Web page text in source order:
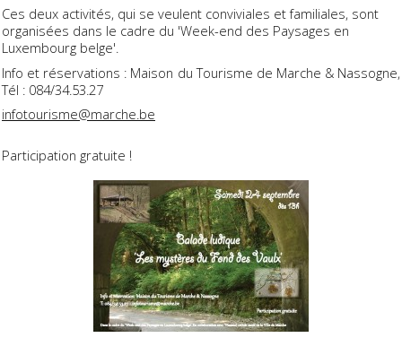
Ces deux activités, qui se veulent conviviales et familiales, sont
organisées dans le cadre du 'Week-end des Paysages en
Luxembourg belge'.
Info et réservations : Maison du Tourisme de Marche & Nassogne,
Tél : 084/34.53.27
infotourisme@marche.be
Participation gratuite !